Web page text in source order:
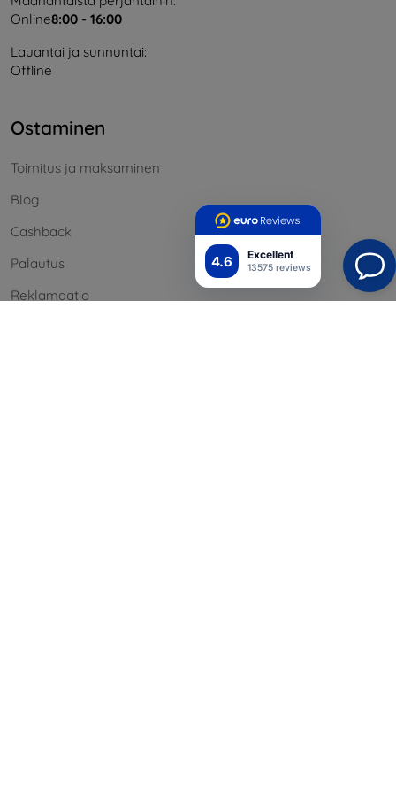
4.6 Excellent
13575 reviews
Online8:00 - 16:00
Lauantai ja sunnuntai:
Offline
Ostaminen
Toimitus ja maksaminen
Blog
Cashback
Palautus
Reklamaatio